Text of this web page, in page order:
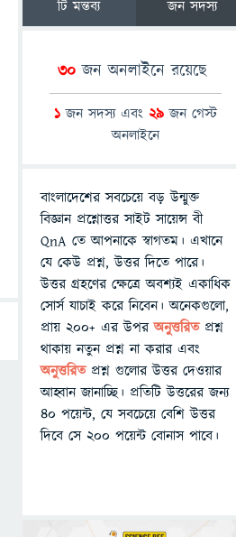
টি মন্তব্য জন সদস্য
30জন অনলাইনে রয়েছে
1 জন সদস্য এবং 29 জন গেস্ট
অনলাইনে
বাংলাদেশের সবচেয়ে বড় উন্মুক্ত
বিজ্ঞান প্রশ্নোত্তর সাইট সায়েন্স বী
QnA তে আপনাকে স্বাগতম। এখানে
যে কেউ প্রশ্ন, উত্তর দিতে পারে।
উত্তর গ্রহণের ক্ষেত্রে অবশ্যই একাধিক
সোর্স যাচাই করে নিবেন। অনেকগুলো,
প্রায় ২০০+ এর উপরঅনুত্তরিতপ্রশ্ন
থাকায় নতুন প্রশ্ন না করার এবং
অনুত্তরিত প্রশ্ন গুলোর উত্তর দেওয়ার
আহ্বান জানাচ্ছি। প্রতিটি উত্তরের জন্য
৪০ পয়েন্ট, যে সবচেয়ে বেশি উত্তর
দিবে সে ২০০ পয়েন্ট বোনাস পাবে।